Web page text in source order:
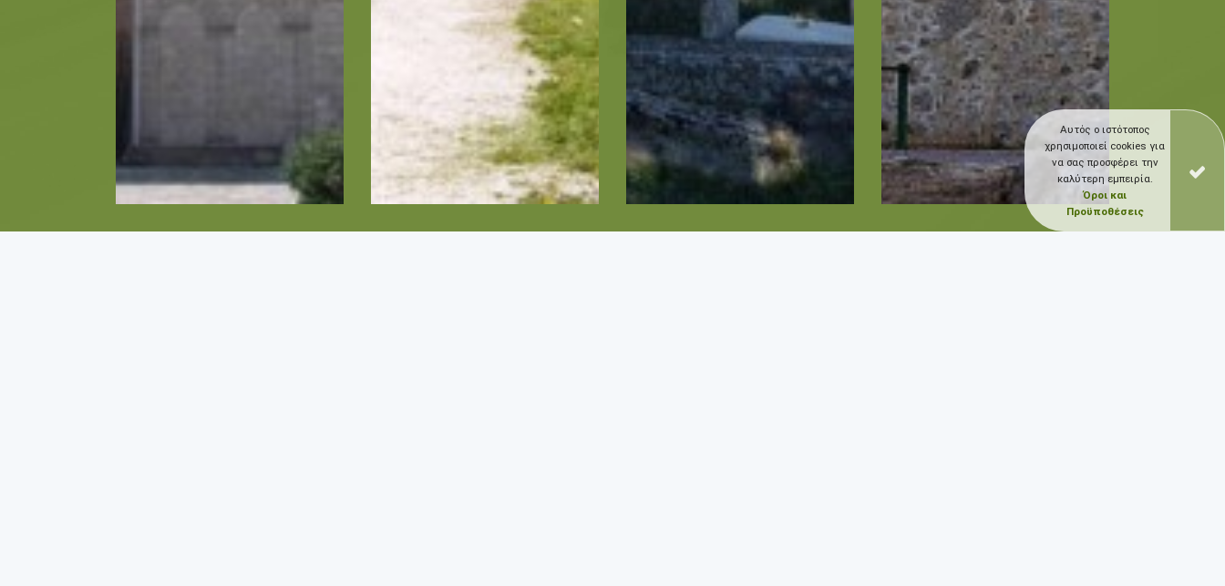
Αυτός ο ιστότοπος
χρησιμοποιεί cookies για
να σας προσφέρει την
καλύτερη εμπειρία.
Όροι και
Προϋποθέσεις